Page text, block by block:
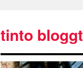
tinto bloggt